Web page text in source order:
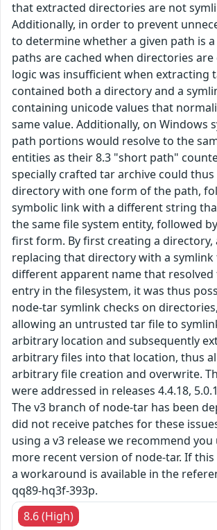
that extracted directories are not
Additionally, in order to prevent
to determine whether a given path is
paths are cached when directories are
logic was insufficient when extracting
contained both a directory and a
containing unicode values that
same value. Additionally, on Windows
path portions would resolve to the
entities as their 8.3 "short path"
specially crafted tar archive could thus
directory with one form of the path,
symbolic link with a different string
the same file system entity, followed
first form. By first creating a directory,
replacing that directory with a symlink
different apparent name that resolved
entry in the filesystem, it was thus
node-tar symlink checks on
allowing an untrusted tar file to
arbitrary location and subsequently
arbitrary files into that location, thus
arbitrary file creation and overwrite.
were addressed in releases 4.4.18,
The v3 branch of node-tar has been
did not receive patches for these
using a v3 release we recommend
more recent version of node-tar. If
a workaround is available in the
qq89-hq3f-393p.
8.6 (High)